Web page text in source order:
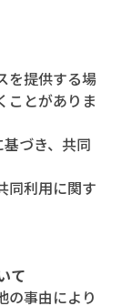
を提供する場
ことがありま
づき、共同
同利用に関す
て
の事由により